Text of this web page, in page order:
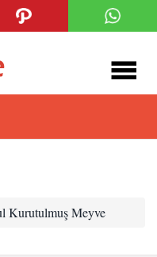
Kurutulmuş Meyve